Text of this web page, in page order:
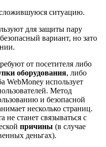
ситуацию.
для защиты пару
вариант, но зато
от посетителя либо
оборудования, либо
WebMoney использует
Метод
и безопасной
несколько страниц.
станет связываться с
причины (в случае
деньгах).